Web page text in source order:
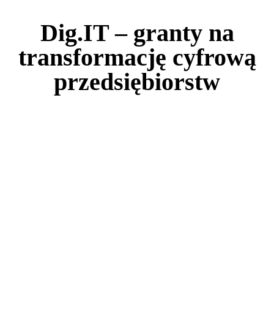
Dig.IT – granty na
transformację cyfrową
przedsiębiorstw